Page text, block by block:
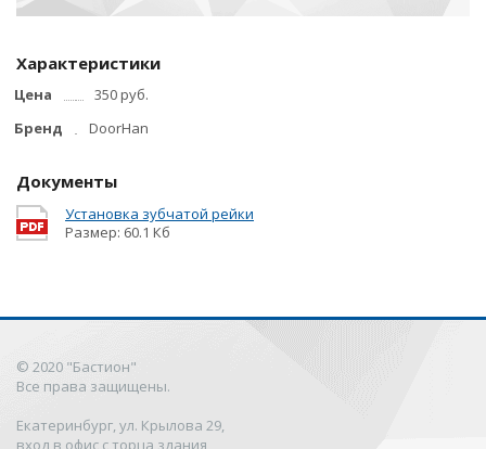
Характеристики
Цена
350 руб.
Бренд
DoorHan
Документы
Установка зубчатой рейки
Размер: 60.1 Кб
© 2020 "Бастион"
Все права защищены.
Екатеринбург, ул. Крылова 29,
вход в офис с торца здания